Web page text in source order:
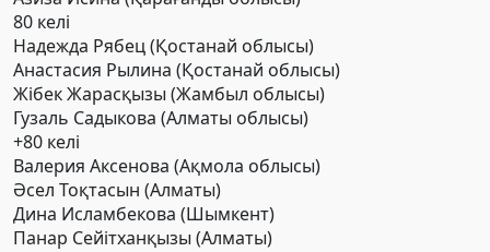
80 келі
Надежда Рябец (Қостанай облысы)
Анастасия Рылина (Қостанай облысы)
Жібек Жарасқызы (Жамбыл облысы)
Гузаль Садыкова (Алматы облысы)
+80 келі
Валерия Аксенова (Ақмола облысы)
Әсел Тоқтасын (Алматы)
Дина Исламбекова (Шымкент)
Панар Сейітханқызы (Алматы)